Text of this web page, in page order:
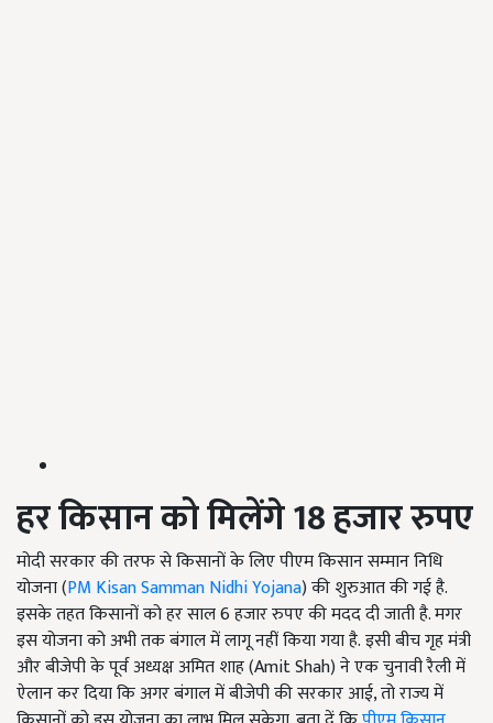
हर किसान को मिलेंगे 18 हजार रुपए
मोदी सरकार की तरफ से किसानों के लिए पीएम किसान सम्मान निधि
योजना (PM Kisan Samman Nidhi Yojana) की शुरुआत की गई है.
इसके तहत किसानों को हर साल 6 हजार रुपए की मदद दी जाती है. मगर
इस योजना को अभी तक बंगाल में लागू नहीं किया गया है. इसी बीच गृह मंत्री
और बीजेपी के पूर्व अध्यक्ष अमित शाह (Amit Shah) ने एक चुनावी रैली में
ऐलान कर दिया कि अगर बंगाल में बीजेपी की सरकार आई, तो राज्य में